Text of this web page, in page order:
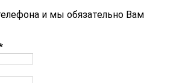
и мы обязательно Вам